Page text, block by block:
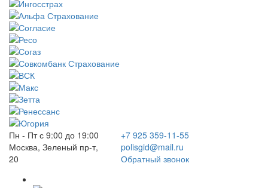
Пн - Пт с 9:00 до 19:00
Москва, Зеленый пр-т,
20
+7 925 359-11-55
polisgid@mail.ru
Обратный звонок